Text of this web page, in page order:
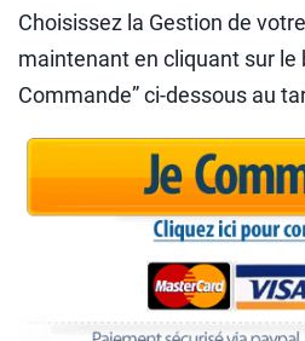
Choisissez la Gestion de
maintenant en cliquant sur le
Commande” ci-dessous au